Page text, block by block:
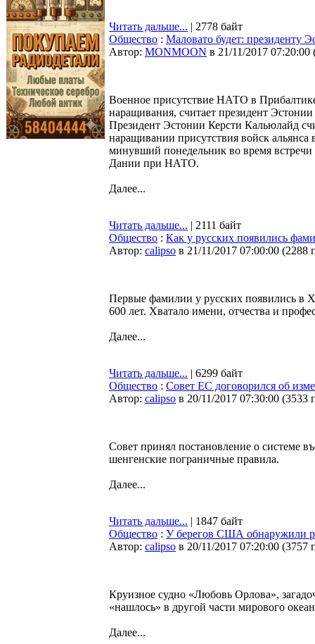
Читать дальше... | 2778 байт
Общество : Маловато будет: президенту
Автор: MONMOON в 21/11/2017 07:20:00
Военное присутствие НАТО в Прибалтике
наращивания, считает президент
Президент Эстонии Керсти Кальюлайд
наращивании присутствия войск альянса
минувший понедельник во время
Дании при НАТО.
Далее...
Читать дальше... | 2111 байт
Общество : Как у русских появились
Автор: calipso в 21/11/2017 07:00:00 (2288
Первые фамилии у русских появились в
600 лет. Хватало имени, отчества и
Далее...
Читать дальше... | 6299 байт
Общество : Совет ЕС договорился об
Автор: calipso в 20/11/2017 07:30:00 (3533
Совет принял постановление о системе
шенгенские пограничные правила.
Далее...
Читать дальше... | 1847 байт
Общество : У берегов США обнаружили
Автор: calipso в 20/11/2017 07:20:00 (3757
Круизное судно «Любовь Орлова»,
«нашлось» в другой части мирового
Далее...